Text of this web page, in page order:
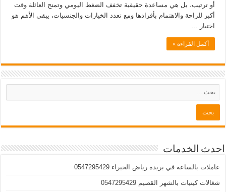
أو ترتيب، بل هي مساعدة حقيقية تخفف الضغط اليومي وتمنح العائلة وقت
أكبر للراحة والاهتمام بأفرادها ومع تعدد الخيارات والجنسيات، يبقى الأهم هو
اختيار …
أكمل القراءة »
احدث الخدمات
عاملات بالساعه في بريده رياض الخبراء 0547295429
شغالات كينيات بالشهر القصيم 0547295429